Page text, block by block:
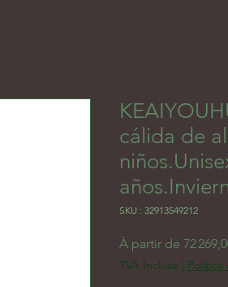
cálida de
SKU : 32913549212
À partir de 72
TVA Incluse | Politica